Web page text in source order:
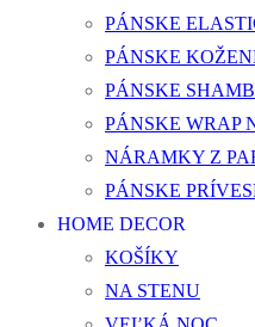
PÁNSKE
PÁNSKE
PÁNSKE
PÁNSKE WRAP
NÁRAMKY Z
PÁNSKE
HOME DECOR
KOŠÍKY
NA STENU